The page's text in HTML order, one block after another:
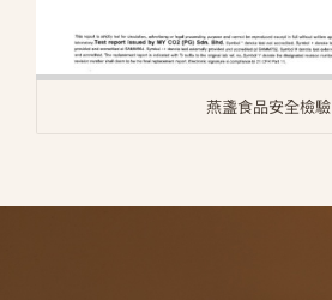
燕盞食品安全檢驗